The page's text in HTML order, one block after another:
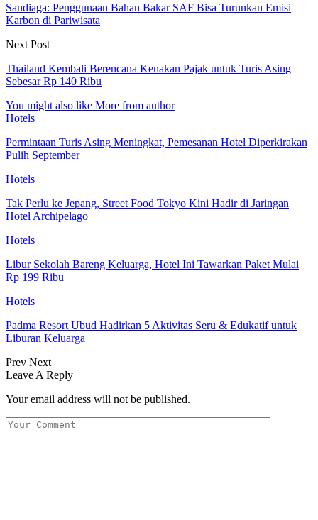
Sandiaga: Penggunaan Bahan Bakar SAF Bisa Turunkan Emisi
Karbon di Pariwisata
Next Post
Thailand Kembali Berencana Kenakan Pajak untuk Turis Asing
Sebesar Rp 140 Ribu
You might also like More from author
Hotels
Permintaan Turis Asing Meningkat, Pemesanan Hotel Diperkirakan
Pulih September
Hotels
Tak Perlu ke Jepang, Street Food Tokyo Kini Hadir di Jaringan
Hotel Archipelago
Hotels
Libur Sekolah Bareng Keluarga, Hotel Ini Tawarkan Paket Mulai
Rp 199 Ribu
Hotels
Padma Resort Ubud Hadirkan 5 Aktivitas Seru & Edukatif untuk
Liburan Keluarga
Prev Next
Leave A Reply
Your email address will not be published.